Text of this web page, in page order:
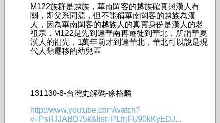
M122族群是越族，華南閩客的越族確實與漢人有
關，即父系同源，但不能稱華南閩客的­越族為漢
人，因為華南閩客的越族人的真實身份是漢人的老
祖宗，M122是先到達華南再­­­遷徙到華北，所謂華夏
漢人的祖先，1萬年前才到達華北，華北可以說是現
代人類遷移­的幼兒區
131130-8-台灣史解碼-徐格麟
http://www.youtube.com/watch?
v=PsRJJABD75k&list=PLfrjFU90kKyEDJ...